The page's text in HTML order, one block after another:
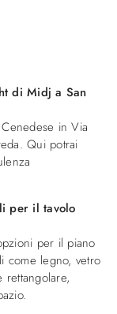
di Midj a San
in Via
Qui potrai
per il tavolo
per il piano
come legno, vetro